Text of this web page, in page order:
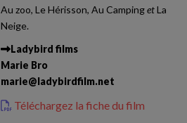
Au zoo, Le Hérisson, Au CampingetLa
Neige.
Ladybird films
Marie Bro
marie@ladybirdfilm.net
Téléchargez la fiche du film